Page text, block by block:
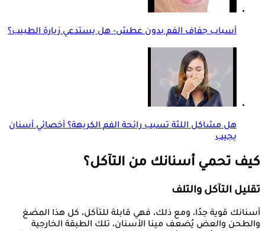
أسباب جفاف الفم بدون عطش- هل يستدعي زيارة الطبيب؟
هل مشاكل اللثة تسبب رائحة الفم الكريهة؟ أخصائي أسنان
يجيب
كيف تحمي أسنانك من التآكل؟
تقليل التآكل والتلف
أسنانك قوية جدًا، ومع ذلك، فهي قابلة للتآكل، كل هذا المضغ
والطحن والعض يُضعف مينا الأسنان، تلك الطبقة الخارجية